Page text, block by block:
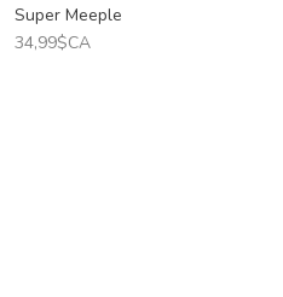
Super Meeple
34,99$CA